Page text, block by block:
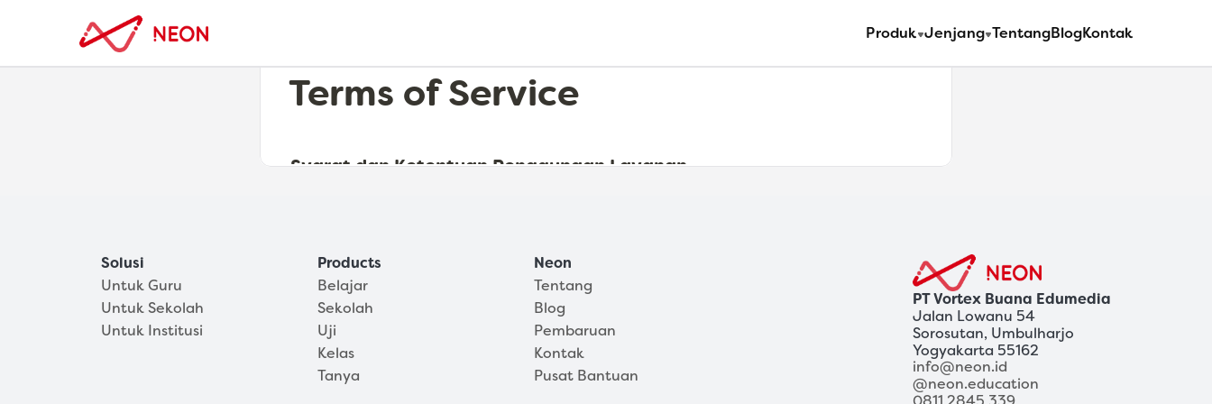
Ngobrol Bersama Kami
Tentang
Jenjang BlogKontak
Produk
Solusi
Untuk Guru
Untuk Sekolah
Untuk Institusi
Products
Belajar
Sekolah
Uji
Kelas
Tanya
Neon
Tentang
Blog
Pembaruan
Kontak
Pusat Bantuan
PT Vortex Buana Edumedia
Jalan Lowanu 54
Sorosutan, Umbulharjo
Yogyakarta 55162
info@neon.id
@neon.education